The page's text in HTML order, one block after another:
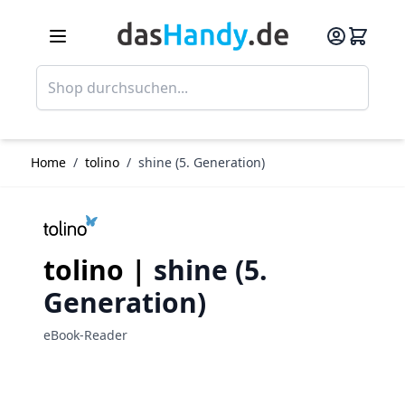
Home / tolino / shine (5. Generation)
tolino | shine (5.
Generation)
eBook-Reader